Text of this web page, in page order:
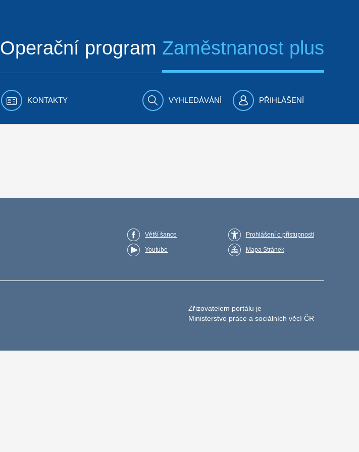
Operační program Zaměstnanost plus
KONTAKTY VYHLEDÁVÁNÍ PŘIHLÁŠENÍ
Větší šance
Youtube
Prohlášení o přístupnosti
Mapa Stránek
Zřizovatelem portálu je
Ministerstvo práce a sociálních věcí ČR